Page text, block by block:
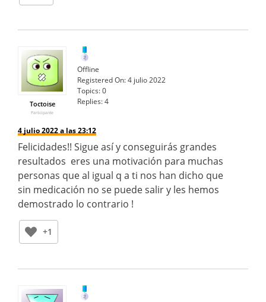
Toctoise
Participante
Offline
Registered On:4 julio 2022
Topics:0
Replies:4
4 julio 2022 a las 23:12
Felicidades!! Sigue así y conseguirás grandes
resultados eres una motivación para muchas
personas que al igual q a ti nos han dicho que
sin medicación no se puede salir y les hemos
demostrado lo contrario !
+1